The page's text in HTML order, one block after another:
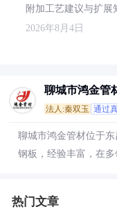
附加工艺建议与扩展
2026年8月4日
聊城市鸿金管
法人:秦双玉 通过
聊城市鸿金管材位于
钢板，经验丰富，在多
热门文章